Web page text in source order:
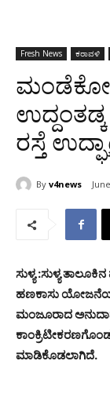
Fresh News ಕರಾವಳಿ
ರಸ್ತೆ
By v4news
ಸುಳ್ಯ :ಸುಳ್ಯ
ಹಣಕಾಸು
ಮಂಜೂರಾದ
ಮಾಡಿಕೊಡಲಾಗಿದೆ.